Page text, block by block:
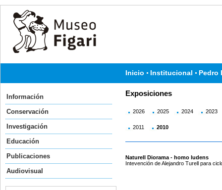
Inicio Institucional Pedro
Información
Conservación
Investigación
Educación
Publicaciones
Audiovisual
Exposiciones
2026 2025 2024 2023
2011 2010
Naturell Diorama - homo ludens
Intevención de Alejandro Turell para